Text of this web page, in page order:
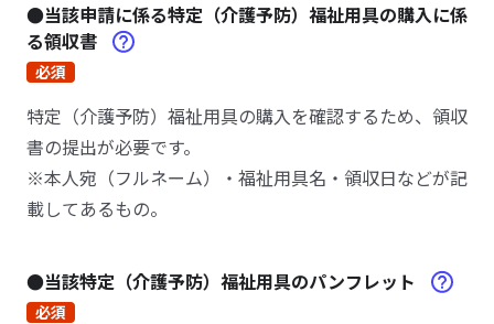
●当該申請に係る特定（介護予防）福祉用具の購入に係
る領収書
必須
特定（介護予防）福祉用具の購入を確認するため、領収
書の提出が必要です。
※本人宛（フルネーム）・福祉用具名・領収日などが記
載してあるもの。
●当該特定（介護予防）福祉用具のパンフレット
必須